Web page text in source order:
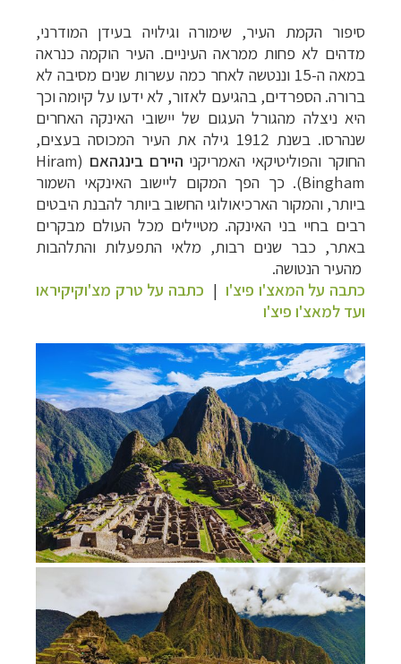
סיפור הקמת העיר, שימורה וגילויה בעידן המודרני,
מדהים לא פחות ממראה העיניים. העיר הוקמה כנראה
במאה ה-15 וננטשה לאחר כמה עשרות שנים מסיבה לא
ברורה. הספרדים, בהגיעם לאזור, לא ידעו על קיומה וכך
היא ניצלה מהגורל העגום של יישובי האינקה האחרים
שנהרסו. בשנת 1912 גילה את העיר המכוסה בעצים,
החוקר והפוליטיקאי האמריקני היירם בינגהאם (
Hiram
Bingham). כך הפך המקום ליישוב האינקאי השמור
ביותר, והמקור הארכיאולוגי החשוב ביותר להבנת היבטים
רבים בחיי בני האינקה. מטיילים מכל העולם מבקרים
באתר, כבר שנים רבות, מלאי התפעלות והתלהבות
מהעיר הנטושה.
כתבה על המאצ'ו פיצ'ו | כתבה על טרק מצ'וקיקיראו
ועד למאצ'ו פיצ'ו